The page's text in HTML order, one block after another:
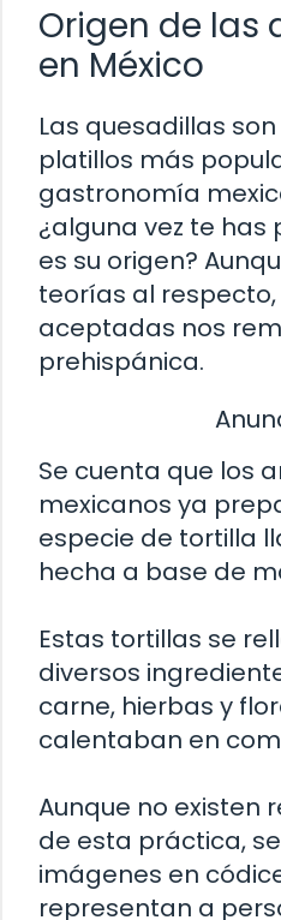
Origen de las
en México
Las quesadillas
platillos más
gastronomía
¿alguna vez te
es su origen?
teorías al
aceptadas nos
prehispánica.
Se cuenta que los
mexicanos ya
especie de tortilla
hecha a base de
Estas tortillas se
diversos
carne, hierbas y
calentaban en
Aunque no existen
de esta práctica,
imágenes en
representan a